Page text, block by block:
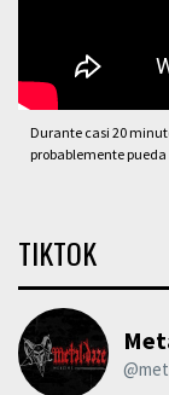
Durante casi 20
probablemente
TIKTOK